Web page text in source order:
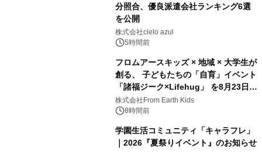
分照合、優良派遣会社ランキング6選
を公開
株式会社cielo azul
5時間前
フロムアースキッズ × 地域 × 大学生が
創る、 子どもたちの「自育」イベント
「諸福ジーク×Lifehug」 を8月23日
(日)開催
株式会社From Earth Kids
8時間前
学園生活コミュニティ「キャラフレ」
｜2026『夏祭りイベント』のお知らせ